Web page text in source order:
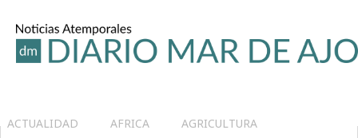
ACTUALIDAD AFRICA AGRICULTURA